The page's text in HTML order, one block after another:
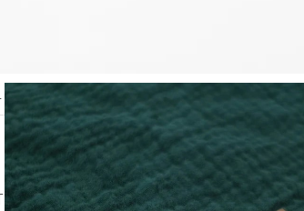
KOPPEL BIOTHANE KOPPEL
HUNDTUGG
HUNDTUGG NORDISKT